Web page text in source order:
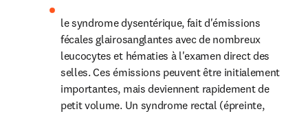
le syndrome dysentérique, fait d'émissions
fécales glairosanglantes avec de nombreux
leucocytes et hématies à l'examen direct des
selles. Ces émissions peuvent être initialement
importantes, mais deviennent rapidement de
petit volume. Un syndrome rectal (épreinte,